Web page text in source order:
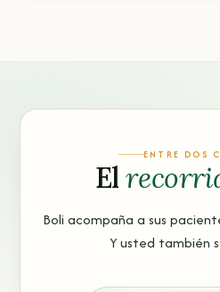
ENTRE DOS
El
Boli acompaña a sus
Y usted también